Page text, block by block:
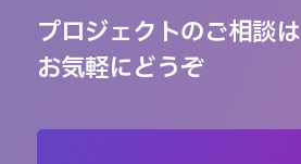
プロジェクトのご相談は
お気軽にどうぞ